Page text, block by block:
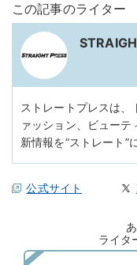
この記事のライター
ストレートプレスは
ァッション、ビュー
新情報を“ストレート”
公式サイト
ライタ